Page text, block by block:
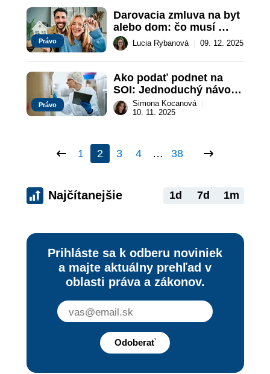
Právo
Darovacia zmluva na byt
alebo dom: čo musí
obsahovať?
Lucia Rybanová 09. 12. 2025
Právo
Ako podať podnet na
SOI: Jednoduchý návod
pre každého
Simona Kocanová
10. 11. 2025
1 2 3 4 … 38
Najčítanejšie 1d 7d 1m
Prihláste sa k odberu noviniek
a majte aktuálny prehľad v
oblasti práva a zákonov.
Odoberať